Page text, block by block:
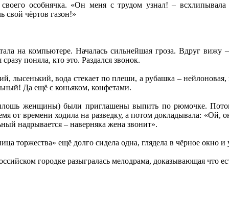
особнячка. «Он меня с трудом узнал! – всхлипывала
свой чёртов газон!»
на компьютере. Началась сильнейшая гроза. Вдруг
поняла, кто это. Раздался звонок.
лысенький, вода стекает по плеши, а рубашка –
Да ещё с коньяком, конфетами.
женщины) были приглашены выпить по рюмочке.
от времени ходила на разведку, а потом докладывала:
надрывается – наверняка жена звонит».
торжества» ещё долго сидела одна, глядела в чёрное окно
городке разыгралась мелодрама, доказывающая что